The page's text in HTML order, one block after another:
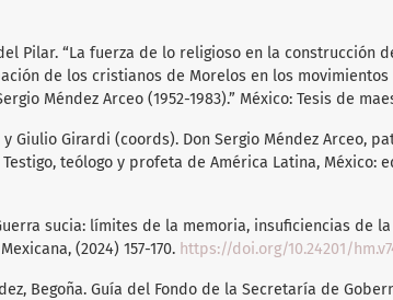
Pilar. “La fuerza de lo religioso en la construcción
de los cristianos de Morelos en los
Méndez Arceo (1952-1983).” México: Tesis de
y Giulio Girardi (coords). Don Sergio Méndez Arceo,
teólogo y profeta de América Latina, México:
sucia: límites de la memoria, insuficiencias de
(2024) 157-170. https://doi.org/10.24201/
Begoña. Guía del Fondo de la Secretaría de